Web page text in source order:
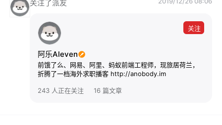
关注了派友
关注
阿乐Aleven
前饿了么、网易、阿里、蚂蚁前端工程师，现旅居荷兰，
折腾了一档海外求职播客 http://anobody.im
243 人正在关注 16 篇文章